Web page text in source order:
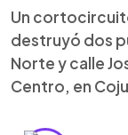
Un
destruyó dos
Norte y calle
Centro, en